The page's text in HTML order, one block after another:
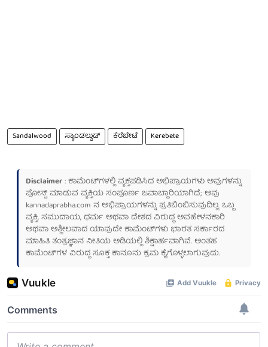
Sandalwood ಸ್ಯಾಂಡಲ್ವುಡ್ ಕೆರೆಬೇಟೆ Kerebete
Disclaimer: ಕಾಮೆಂಟ್‌ಗಳಲ್ಲಿ ವ್ಯಕ್ತಪಡಿಸಿದ ಅಭಿಪ್ರಾಯಗಳು ಅವುಗಳನ್ನು
ಪೋಸ್ಟ್ ಮಾಡುವ ವ್ಯಕ್ತಿಯ ಸಂಪೂರ್ಣ ಜವಾಬ್ದಾರಿಯಾಗಿದೆ; ಅವು
kannadaprabha.com ನ ಅಭಿಪ್ರಾಯಗಳನ್ನು ಪ್ರತಿಬಿಂಬಿಸುವುದಿಲ್ಲ. ಒಬ್ಬ
ವ್ಯಕ್ತಿ, ಸಮುದಾಯ, ಧರ್ಮ ಅಥವಾ ದೇಶದ ವಿರುದ್ಧ ಅವಹೇಳನಕಾರಿ
ಅಥವಾ ಅಶ್ಲೀಲವಾದ ಯಾವುದೇ ಕಾಮೆಂಟ್‌ಗಳು ಭಾರತ ಸರ್ಕಾರದ
ಮಾಹಿತಿ ತಂತ್ರಜ್ಞಾನ ನೀತಿಯ ಅಡಿಯಲ್ಲಿ ಶಿಕ್ಷಾರ್ಹವಾಗಿವೆ. ಅಂತಹ
ಕಾಮೆಂಟ್‌ಗಳ ವಿರುದ್ಧ ಸೂಕ್ತ ಕಾನೂನು ಕ್ರಮ ಕೈಗೊಳ್ಳಲಾಗುವುದು.